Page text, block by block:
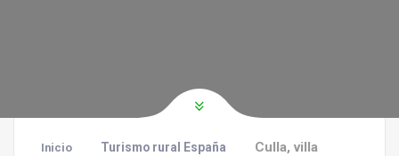
Inicio Turismo rural España
Culla, villa